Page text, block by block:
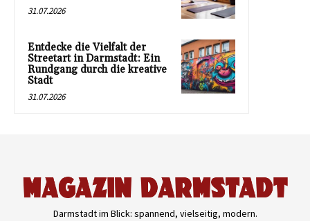
31.07.2026
Entdecke die Vielfalt der
Streetart in Darmstadt: Ein
Rundgang durch die kreative
Stadt
31.07.2026
Darmstadt im Blick: spannend, vielseitig, modern.